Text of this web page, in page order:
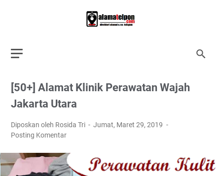
[50+] Alamat Klinik Perawatan Wajah
Jakarta Utara
Diposkan oleh Rosida Tri
Jumat, Maret 29, 2019
Posting Komentar